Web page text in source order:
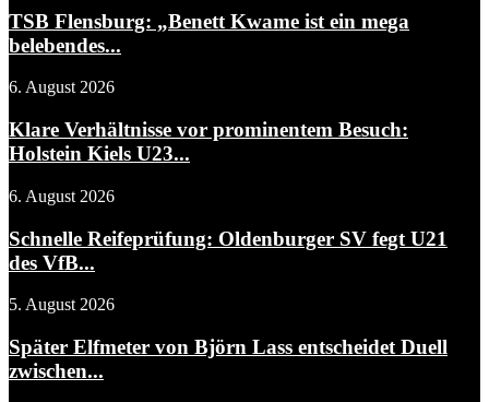
TSB Flensburg: „Benett Kwame ist ein mega
belebendes...
6. August 2026
Klare Verhältnisse vor prominentem Besuch:
Holstein Kiels U23...
6. August 2026
Schnelle Reifeprüfung: Oldenburger SV fegt U21
des VfB...
5. August 2026
Später Elfmeter von Björn Lass entscheidet Duell
zwischen...